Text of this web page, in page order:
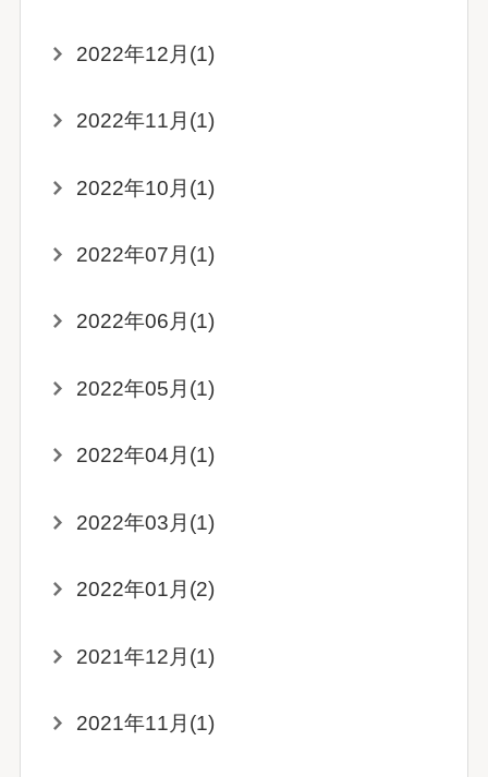
2022年12月(1)
2022年11月(1)
2022年10月(1)
2022年07月(1)
2022年06月(1)
2022年05月(1)
2022年04月(1)
2022年03月(1)
2022年01月(2)
2021年12月(1)
2021年11月(1)